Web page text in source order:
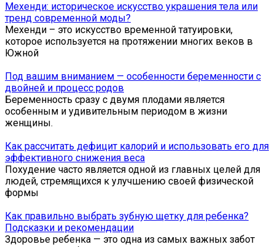
Мехенди: историческое искусство украшения тела или
тренд современной моды?
Мехенди – это искусство временной татуировки,
которое используется на протяжении многих веков в
Южной
Под вашим вниманием — особенности беременности с
двойней и процесс родов
Беременность сразу с двумя плодами является
особенным и удивительным периодом в жизни
женщины.
Как рассчитать дефицит калорий и использовать его для
эффективного снижения веса
Похудение часто является одной из главных целей для
людей, стремящихся к улучшению своей физической
формы
Как правильно выбрать зубную щетку для ребенка?
Подсказки и рекомендации
Здоровье ребенка — это одна из самых важных забот